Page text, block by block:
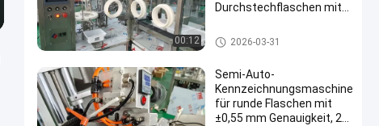
00:12
Durchstechflaschen mit
cGMP-Konformität und
Klasse A 100 LAF-System
Abdichtung steriler
Glasröhrchen
Füllmaschine für pharmazeuti
sche Durchstechflaschen
2026-03-31
Semi-Auto-
Kennzeichnungsmaschine
für runde Flaschen mit
±0,55 mm Genauigkeit, 20-